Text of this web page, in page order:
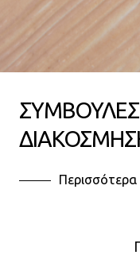
ΣΥΜΒΟΥΛΕΣ
Περισσότερα